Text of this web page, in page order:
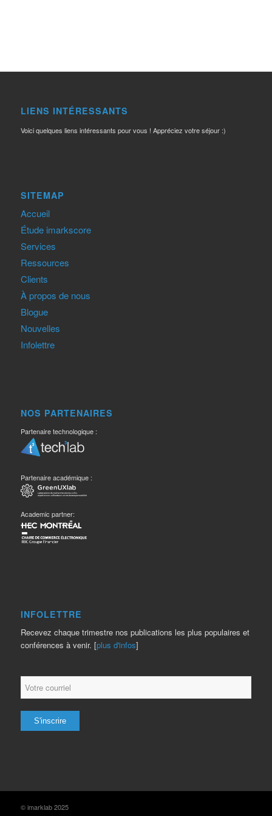
LIENS INTÉRESSANTS
Voici quelques liens intéressants pour vous ! Appréciez votre séjour :)
SITEMAP
Accueil
Étude imarkscore
Services
Ressources
Clients
À propos de nous
Blogue
Nouvelles
Infolettre
NOS PARTENAIRES
Partenaire technologique :
Partenaire académique :
Academic partner:
INFOLETTRE
Recevez chaque trimestre nos publications les plus populaires et
conférences à venir. [plus d'infos]
© imarklab 2025